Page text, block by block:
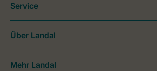
Service
Über Landal
Mehr Landal